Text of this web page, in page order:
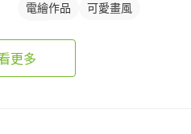
電繪作品
可愛畫風
更多